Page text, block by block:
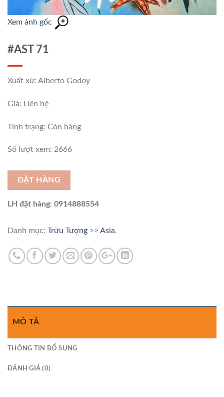
Xem ảnh gốc
#AST 71
Xuất xứ: Alberto Godoy
Giá: Liên hệ
Tình trạng: Còn hàng
Số lượt xem: 2666
ĐẶT HÀNG
LH đặt hàng: 0914888554
Danh mục: Trừu Tượng >> Asia.
MÔ TẢ
THÔNG TIN BỔ SUNG
ĐÁNH GIÁ (0)